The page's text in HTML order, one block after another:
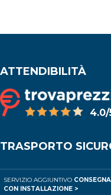
ATTENDIBILITÀ
4.0/
TRASPORTO
SERVIZIO AGGIUNTIVO CONSEGNA
CON INSTALLAZIONE >